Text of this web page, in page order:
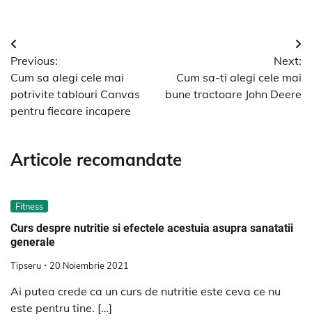
Navigare
în
articole
Previous:
Cum sa alegi cele mai
potrivite tablouri Canvas
pentru fiecare incapere
Next:
Cum sa-ti alegi cele mai
bune tractoare John Deere
Articole recomandate
Fitness
Curs despre nutritie si efectele acestuia asupra sanatatii
generale
Tipseru 20 Noiembrie 2021
Ai putea crede ca un curs de nutritie este ceva ce nu
este pentru tine. […]